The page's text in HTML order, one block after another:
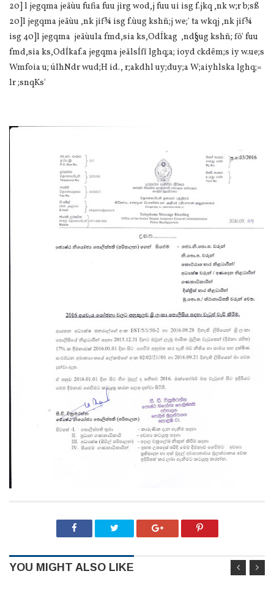
20] l jegqma jeäùu fufia fuu jirg wod,j fuu ui isg f.jkq ,nk w;r b;sß
20]l jegqma jeäùu ,nk jif¾ isg f.ùug kshñ;j we;' ta wkqj ,nk jif¾
isg 40]l jegqma jeäùula fmd,sia ks,OdÍkag ,nd§ug kshñ; fõ' fuu
fmd,sia ks,OdÍkaf.a jegqma jeälsÍfï lghq;a; ioyd ckdêm;s iy w.ue;s
Wmfoia u; úIhNdr wud;H id., r;akdhl uy;duy;a W;aiyhlska lghq;=
lr ;snqKs'
YOU MIGHT ALSO LIKE